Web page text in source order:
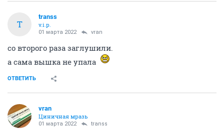
T
transs
v.i.p.
01 марта 2022 vran
со второго раза заглушили.
а сама вышка не упала
ОТВЕТИТЬ
vran
Циничная мразь
01 марта 2022 transs